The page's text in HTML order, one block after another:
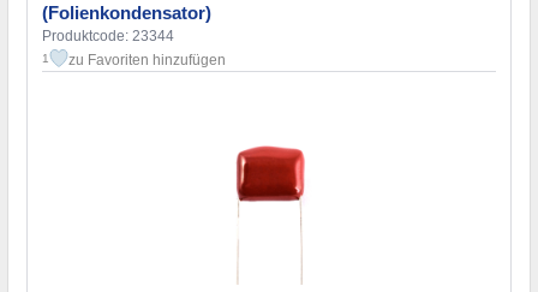
(Folienkondensator)
Produktcode: 23344
1 zu Favoriten hinzufügen